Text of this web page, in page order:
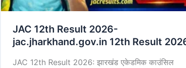
JAC 12th Result 2026-
jac.jharkhand.gov.in 12th Result
JAC 12th Result 2026: झारखंड एकेडमिक काउंसिल